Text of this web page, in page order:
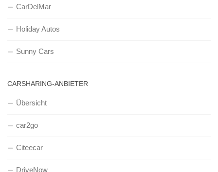
CarDelMar
Holiday Autos
Sunny Cars
CARSHARING-ANBIETER
Übersicht
car2go
Citeecar
DriveNow